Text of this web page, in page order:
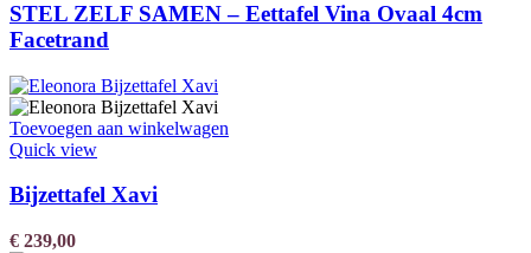
STEL ZELF SAMEN – Eettafel Vina Ovaal 4cm
Facetrand
Toevoegen aan winkelwagen
Quick view
Bijzettafel Xavi
€ 239,00